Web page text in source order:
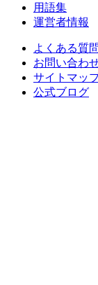
用語集
運営者情報
よくある質問
お問い合わ
サイトマッ
公式ブログ